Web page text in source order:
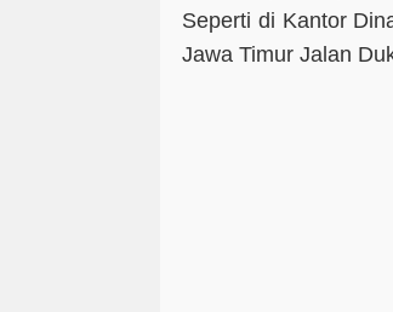
Seperti di Kantor
Jawa Timur Jalan